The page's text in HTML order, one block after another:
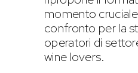
momento
confronto per la
operatori di
wine lovers.